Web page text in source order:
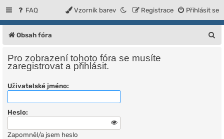
FAQ Přihlásit se
Registrace
Vzorník barev
Obsah fóra
Pro zobrazení tohoto fóra se musíte
zaregistrovat a přihlásit.
Uživatelské jméno:
Heslo:
Zapomněl/a jsem heslo